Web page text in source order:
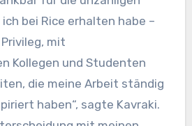
bei Rice erhalten habe –
mit
Kollegen und Studenten
die meine Arbeit ständig
haben“, sagte Kavraki.